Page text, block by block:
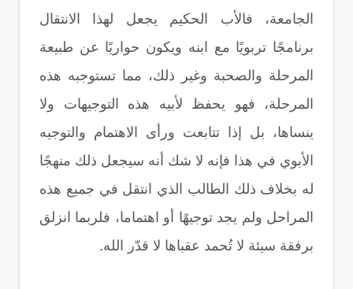
الجامعة، فالأب الحكيم يجعل لهذا الانتقال
برنامجًا تربويًا مع ابنه ويكون حواريًا عن طبيعة
المرحلة والصحبة وغير ذلك، مما تستوجبه هذه
المرحلة، فهو يحفظ لأبيه هذه التوجيهات ولا
ينساها، بل إذا تتابعت ورأى الاهتمام والتوجيه
الأبوي في هذا فإنه لا شك أنه سيجعل ذلك منهجًا
له بخلاف ذلك الطالب الذي انتقل في جميع هذه
المراحل ولم يجد توجيهًا أو اهتماما، فلربما انزلق
برفقة سيئة لا تُحمد عقباها لا قدّر الله.